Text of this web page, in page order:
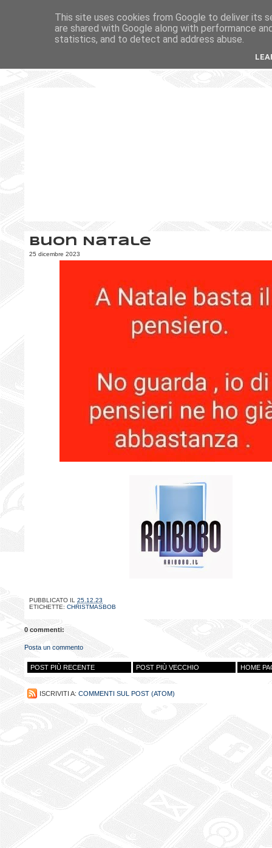
Buon Natale
25 dicembre 2023
PUBBLICATO IL 25.12.23
ETICHETTE: CHRISTMASBOB
0 commenti:
Posta un commento
POST PIÙ RECENTE POST PIÙ VECCHIO HOME
ISCRIVITI A: COMMENTI SUL POST (ATOM)
This site uses cookies from Google to deliver its
are shared with Google along with performance
statistics, and to detect and address abuse.